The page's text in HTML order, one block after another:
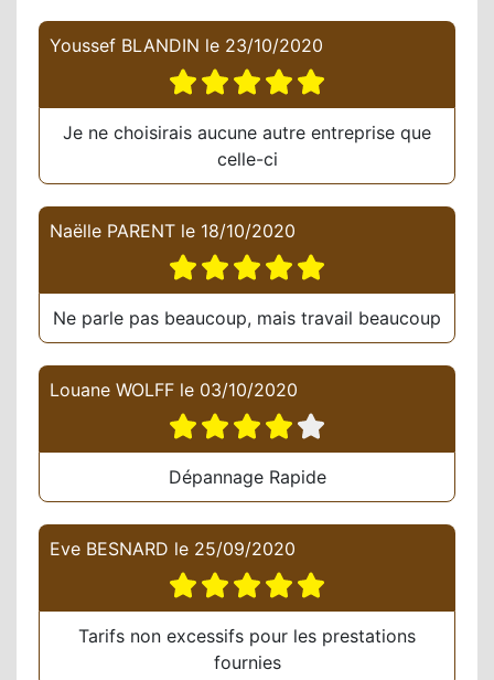
Youssef BLANDIN le 23/10/2020
Je ne choisirais aucune autre entreprise que
celle-ci
Naëlle PARENT le 18/10/2020
Ne parle pas beaucoup, mais travail beaucoup
Louane WOLFF le 03/10/2020
Dépannage Rapide
Eve BESNARD le 25/09/2020
Tarifs non excessifs pour les prestations
fournies